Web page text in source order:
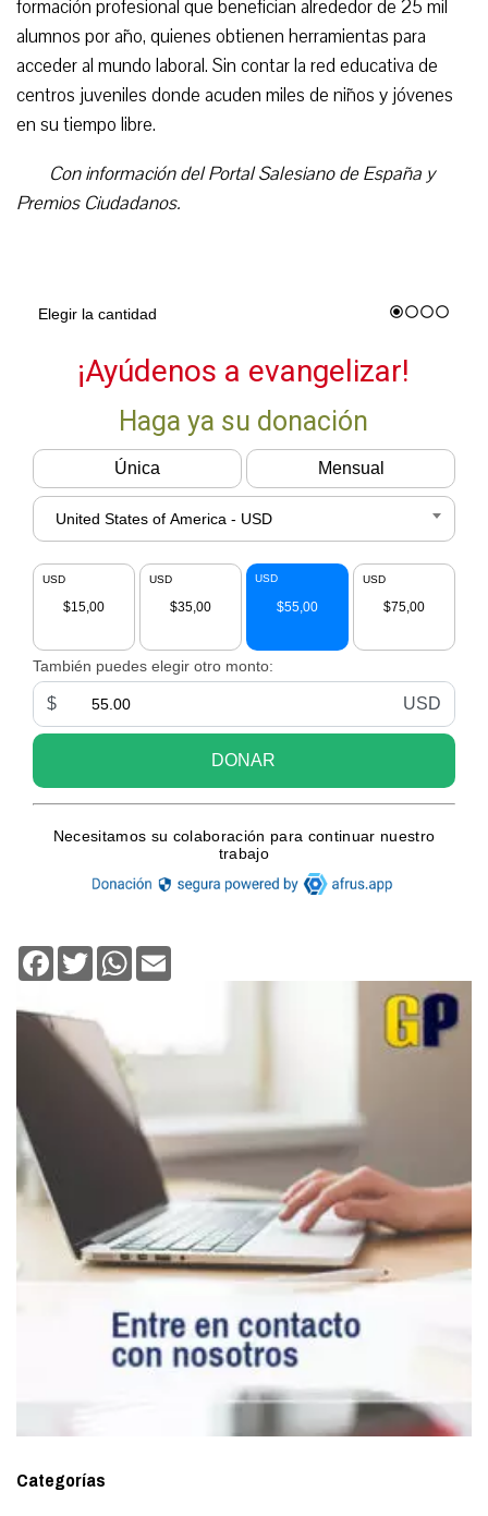
formación profesional que benefician alrededor de 25 mil
alumnos por año, quienes obtienen herramientas para
acceder al mundo laboral. Sin contar la red educativa de
centros juveniles donde acuden miles de niños y jóvenes
en su tiempo libre.
Con información del Portal Salesiano de España y
Premios Ciudadanos.
Facebook
TwitterWhatsApp
Categorías